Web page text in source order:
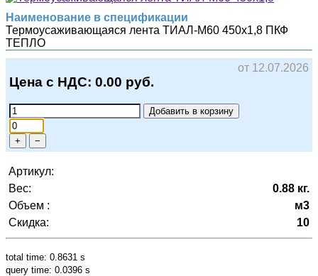
Наименование в спецификации
Термоусаживающаяся лента ТИАЛ-М60 450х1,8 ПКФ
ТЕПЛО
от 12.07.2026
Цена с НДС: 0.00 руб.
Добавить в корзину
+ −
Артикул:
Вес:
0.88 кг.
Объем :
м3
Скидка:
10
total time: 0.8631 s
query time: 0.0396 s